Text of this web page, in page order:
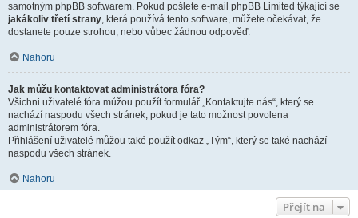
samotným phpBB softwarem. Pokud pošlete e-mail phpBB Limited týkající se
jakákoliv třetí strany, která používá tento software, můžete očekávat, že
dostanete pouze strohou, nebo vůbec žádnou odpověď.
Nahoru
Jak můžu kontaktovat administrátora fóra?
Všichni uživatelé fóra můžou použít formulář „Kontaktujte nás“, který se
nachází naspodu všech stránek, pokud je tato možnost povolena
administrátorem fóra.
Přihlášení uživatelé můžou také použít odkaz „Tým“, který se také nachází
naspodu všech stránek.
Nahoru
Přejít na